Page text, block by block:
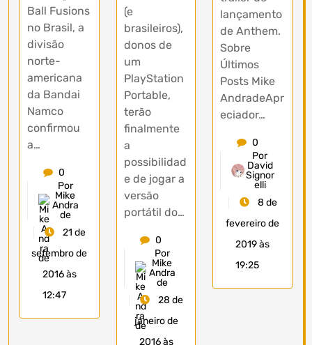
Ball Fusions
no Brasil, a
divisão
norte-
americana
da Bandai
Namco
confirmou
a…
0
Por
Mike
Andra
de
21 de
setembro de
2016 às
12:47
(e
brasileiros),
donos de
um
PlayStation
Portable,
terão
finalmente
a
possibilidad
e de jogar a
versão
portátil do…
0
Por
Mike
Andra
de
28 de
janeiro de
2016 às
lançamento
de Anthem.
Sobre
Últimos
Posts Mike
AndradeApr
eciador…
0
Por
David
Signor
elli
8 de
fevereiro de
2019 às
19:25